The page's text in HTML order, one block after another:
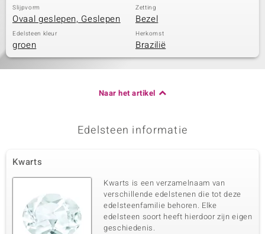
Slijpvorm
Ovaal geslepen, Geslepen
Zetting
Bezel
Edelsteen kleur
groen
Herkomst
Brazilië
Naar het artikel
Edelsteen informatie
Kwarts
Kwarts is een verzamelnaam van
verschillende edelstenen die tot deze
edelsteenfamilie behoren. Elke
edelsteen soort heeft hierdoor zijn eigen
geschiedenis.